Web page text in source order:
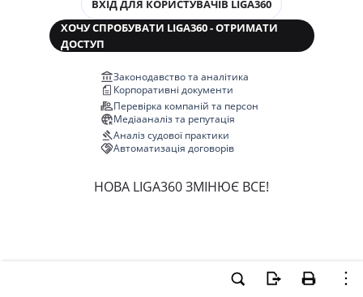
ВХІД ДЛЯ КОРИСТУВАЧІВ LIGA360
ХОЧУ СПРОБУВАТИ LIGA360 - ОТРИМАТИ
ДОСТУП
Законодавство та аналітика
Корпоративні документи
Перевірка компаній та персон
Медіааналіз та репутація
Аналіз судової практики
Автоматизація договорів
НОВА LIGA360 ЗМІНЮЄ ВСЕ!